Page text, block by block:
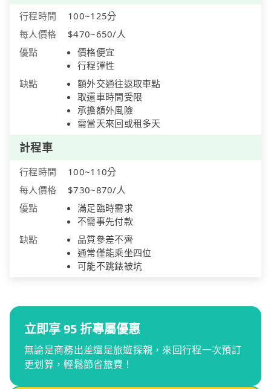
行程時間
100~125分
每人價格
$470~650/人
優點
價格便宜
行程彈性
缺點
額外交通往返取車點
取還車時間受限
承擔額外風險
需當天來回或租多天
計程車
行程時間
100~110分
每人價格
$730~870/人
優點
滿足臨時需求
不需事先付款
缺點
品質參差不齊
通常僅能乘坐四位
可能不跳錶被坑
立即享 95 折專屬優惠
無論是商務出差還是旅遊探親，來回行程一次預訂
更划算，輕鬆節省旅費！